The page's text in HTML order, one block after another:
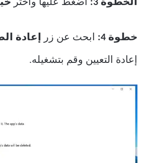
الخطوة 3: اضغط عليها واختر
خطوة 4: ابحث عن زر إعادة
إعادة التعيين وقم بتشغيله.